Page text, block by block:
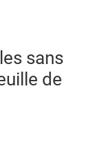
sans
de